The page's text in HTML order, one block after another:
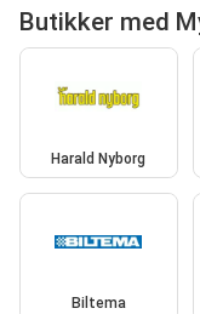
Butikker med
Harald Nyborg
Biltema